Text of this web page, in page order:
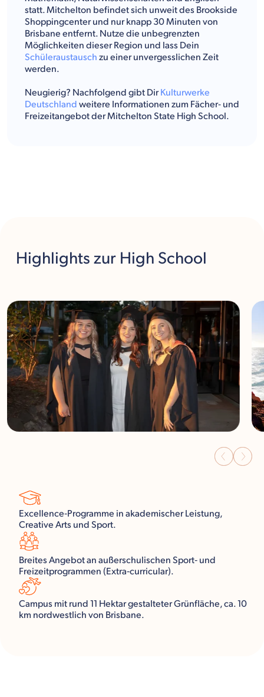
statt. Mitchelton befindet sich unweit des Brookside
Shoppingcenter und nur knapp 30 Minuten von
Brisbane entfernt. Nutze die unbegrenzten
Möglichkeiten dieser Region und lass Dein
Schüleraustausch zu einer unvergesslichen Zeit
werden.
Neugierig? Nachfolgend gibt DirKulturwerke
Deutschland weitere Informationen zum Fächer- und
Freizeitangebot der Mitchelton State High School.
Highlights zur High School
Excellence‑Programme in akademischer Leistung,
Creative Arts und Sport.
Breites Angebot an außerschulischen Sport‑ und
Freizeitprogrammen (Extra‑curricular).
Campus mit rund 11 Hektar gestalteter Grünfläche, ca. 10
km nordwestlich von Brisbane.